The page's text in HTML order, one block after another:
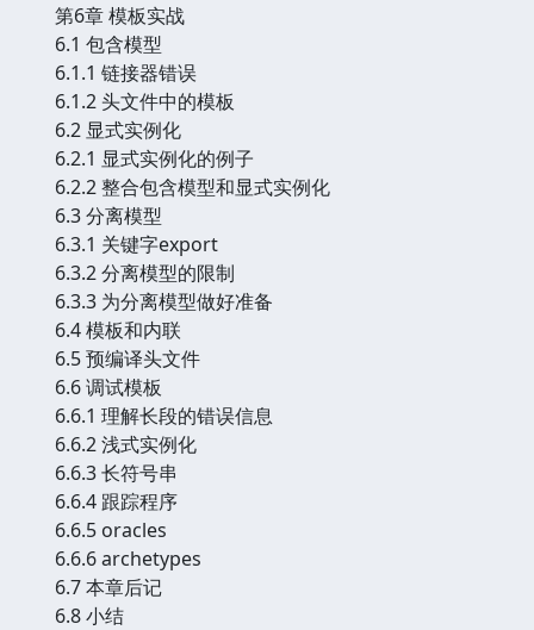
第6章 模板实战
6.1 包含模型
6.1.1 链接器错误
6.1.2 头文件中的模板
6.2 显式实例化
6.2.1 显式实例化的例子
6.2.2 整合包含模型和显式实例化
6.3 分离模型
6.3.1 关键字export
6.3.2 分离模型的限制
6.3.3 为分离模型做好准备
6.4 模板和内联
6.5 预编译头文件
6.6 调试模板
6.6.1 理解长段的错误信息
6.6.2 浅式实例化
6.6.3 长符号串
6.6.4 跟踪程序
6.6.5 oracles
6.6.6 archetypes
6.7 本章后记
6.8 小结